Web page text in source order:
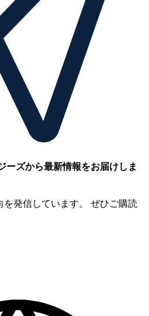
ーズから最新情報をお届けしま
発信しています。 ぜひご購読